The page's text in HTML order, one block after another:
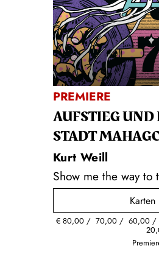
PREMIERE
AUFSTIEG UND
STADT
Kurt Weill
Show me the way to
Karten
€ 80,00 70,00 60,00